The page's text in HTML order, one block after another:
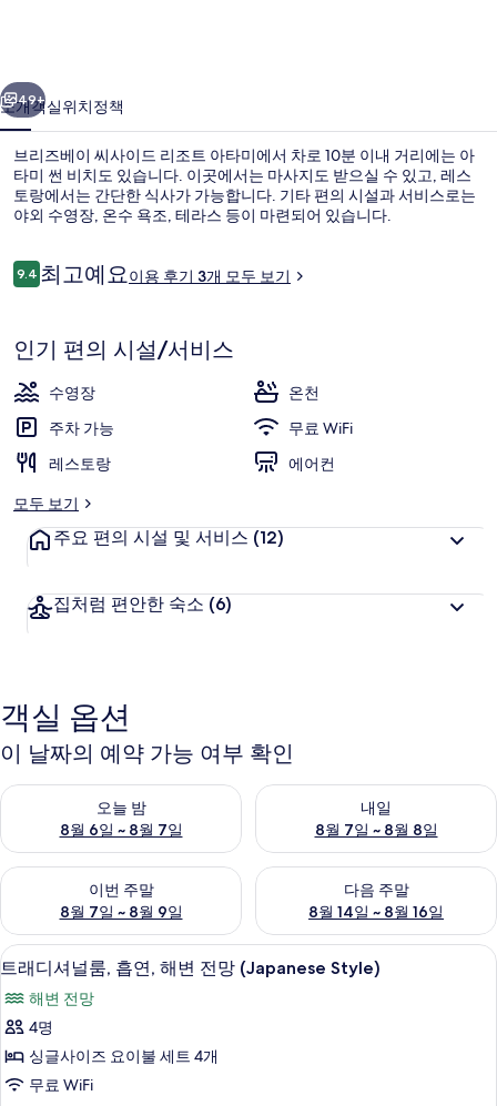
이
드
리
조
아
미
의
사
진
다음
49+
소개객실위치정책
브리즈베이 씨사이드 리조트 아타미에서 차로 10분 이내 거리에는 아
타미 썬 비치도 있습니다. 이곳에서는 마사지도 받으실 수 있고, 레스
토랑에서는 간단한 식사가 가능합니다. 기타 편의 시설과 서비스로는
야외 수영장, 온수 욕조, 테라스 등이 마련되어 있습니다.
이
용
기
9.410점 만점 중 9.4점.
최고예요이용 후기 3개 모두 보기
인기 편의 시설/서비스
수영장
온천
주차 가능
무료 WiFi
레스토랑
에어컨
모두 보기
주요 편의 시설 및 서비스 (12)
집처럼 편안한 숙소 (6)
객실 옵션
이 날짜의 예약 가능 여부 확인
오늘 밤
8월 6일 ~ 8월 7일
오늘 밤 예약 가능 여부 확인, 8월 6일 ~ 8월 7일
내일
8월 7일 ~ 8월 8일
내일 예약 가능 여부 확인, 8월
이번 주말
8월 7일 ~ 8월 9일
이번 주말 예약 가능 여부 확인, 8월 7일 ~ 8월 9일
다음 주말
8월 14일 ~ 8월 16일
다음 주말 예약 가능 여부 확인,
트
디
셔
널
트래디셔널룸, 흡연, 해변 전망
9
트래디셔널룸, 흡연, 해변 전망 (Japanese Style)
해변 전망
4명
싱글사이즈 요이불 세트 4개
무료 WiFi